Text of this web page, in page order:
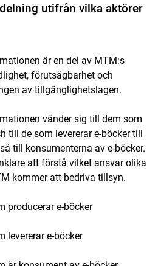
utifrån vilka aktörer
är en del av MTM:s
förutsägbarhet och
av tillgänglighetslagen.
vänder sig till dem som
till de som levererar e-böcker till
till konsumenterna av e-böcker.
att förstå vilket ansvar olika
kommer att bedriva tillsyn.
producerar e-böcker
levererar e-böcker